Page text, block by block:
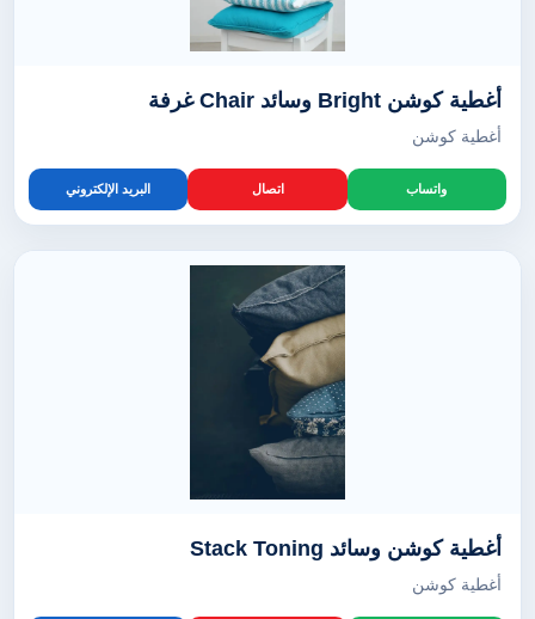
أغطية كوشن Bright وسائد Chair غرفة
أغطية كوشن
واتساب اتصال البريد الإلكتروني
أغطية كوشن وسائد Stack Toning
أغطية كوشن